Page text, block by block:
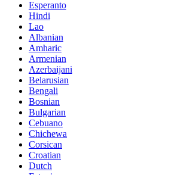
Esperanto
Hindi
Lao
Albanian
Amharic
Armenian
Azerbaijani
Belarusian
Bengali
Bosnian
Bulgarian
Cebuano
Chichewa
Corsican
Croatian
Dutch